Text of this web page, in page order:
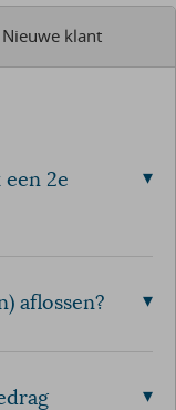
Nieuwe klant
een 2e
▾
aflossen? ▾
▾